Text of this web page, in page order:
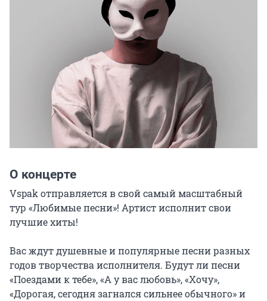
О концерте
Vspak отправляется в свой самый масштабный
тур «Любимые песни»! Артист исполнит свои
лучшие хиты!
Вас ждут душевные и популярные песни разных
годов творчества исполнителя. Будут ли песни
«Поездами к тебе», «А у вас любовь», «Хочу»,
«Дорогая, сегодня загнался сильнее обычного» и